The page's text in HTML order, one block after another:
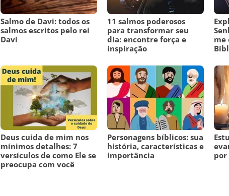
Salmo de Davi: todos os
salmos escritos pelo rei
Davi
11 salmos poderosos
para transformar seu
dia: encontre força e
inspiração
me
Deus cuida de mim nos
mínimos detalhes: 7
versículos de como Ele se
preocupa com você
Personagens bíblicos: sua
história, características e
importância
por